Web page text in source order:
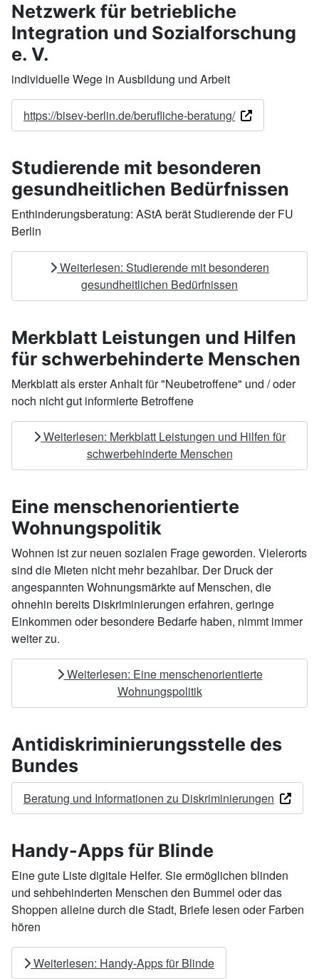
Netzwerk für betriebliche
Integration und Sozialforschung
e. V.
individuelle Wege in Ausbildung und Arbeit
https://bisev-berlin.de/berufliche-beratung/
Studierende mit besonderen
gesundheitlichen Bedürfnissen
Enthinderungsberatung: AStA berät Studierende der FU
Berlin
Weiterlesen: Studierende mit besonderen
gesundheitlichen Bedürfnissen
Merkblatt Leistungen und Hilfen
für schwerbehinderte Menschen
Merkblatt als erster Anhalt für "Neubetroffene" und / oder
noch nicht gut informierte Betroffene
Weiterlesen: Merkblatt Leistungen und Hilfen für
schwerbehinderte Menschen
Eine menschenorientierte
Wohnungspolitik
Wohnen ist zur neuen sozialen Frage geworden. Vielerorts
sind die Mieten nicht mehr bezahlbar. Der Druck der
angespannten Wohnungsmärkte auf Menschen, die
ohnehin bereits Diskriminierungen erfahren, geringe
Einkommen oder besondere Bedarfe haben, nimmt immer
weiter zu.
Weiterlesen: Eine menschenorientierte
Wohnungspolitik
Antidiskriminierungsstelle des
Bundes
Beratung und Informationen zu Diskriminierungen
Handy-Apps für Blinde
Eine gute Liste digitale Helfer. Sie ermöglichen blinden
und sehbehinderten Menschen den Bummel oder das
Shoppen alleine durch die Stadt, Briefe lesen oder Farben
hören
Weiterlesen: Handy-Apps für Blinde